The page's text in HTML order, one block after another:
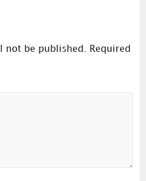
not be published.
Required